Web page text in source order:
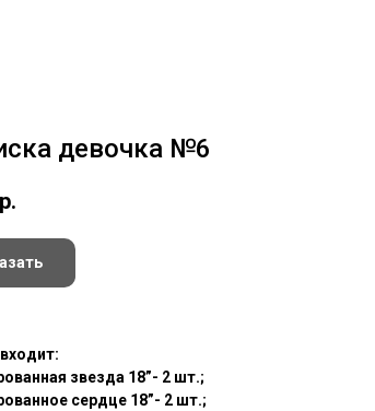
девочка №6
р.
звезда 18”- 2 шт.;
сердце 18”- 2 шт.;